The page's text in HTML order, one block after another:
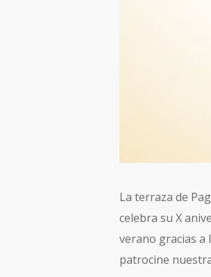
La terraza de
celebra su X
verano gracias a
patrocine